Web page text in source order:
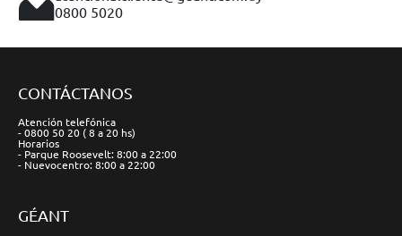
0800 5020
CONTÁCTANOS
Atención telefónica
- 0800 50 20 ( 8 a 20 hs)
Horarios
- Parque Roosevelt: 8:00 a 22:00
- Nuevocentro: 8:00 a 22:00
GÉANT